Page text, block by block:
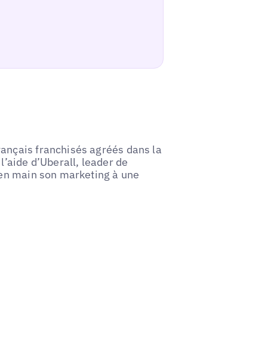
franchisés agréés dans la
d’Uberall, leader de
main son marketing à une